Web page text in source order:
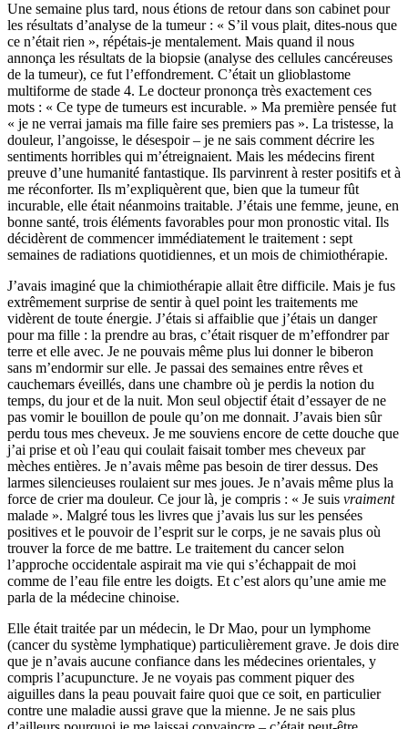
Une semaine plus tard, nous étions de retour dans son cabinet pour
les résultats d’analyse de la tumeur : « S’il vous plait, dites-nous que
ce n’était rien », répétais-je mentalement. Mais quand il nous
annonça les résultats de la biopsie (analyse des cellules cancéreuses
de la tumeur), ce fut l’effondrement. C’était un glioblastome
multiforme de stade 4. Le docteur prononça très exactement ces
mots : « Ce type de tumeurs est incurable. » Ma première pensée fut
« je ne verrai jamais ma fille faire ses premiers pas ». La tristesse, la
douleur, l’angoisse, le désespoir – je ne sais comment décrire les
sentiments horribles qui m’étreignaient. Mais les médecins firent
preuve d’une humanité fantastique. Ils parvinrent à rester positifs et à
me réconforter. Ils m’expliquèrent que, bien que la tumeur fût
incurable, elle était néanmoins traitable. J’étais une femme, jeune, en
bonne santé, trois éléments favorables pour mon pronostic vital. Ils
décidèrent de commencer immédiatement le traitement : sept
semaines de radiations quotidiennes, et un mois de chimiothérapie.
J’avais imaginé que la chimiothérapie allait être difficile. Mais je fus
extrêmement surprise de sentir à quel point les traitements me
vidèrent de toute énergie. J’étais si affaiblie que j’étais un danger
pour ma fille : la prendre au bras, c’était risquer de m’effondrer par
terre et elle avec. Je ne pouvais même plus lui donner le biberon
sans m’endormir sur elle. Je passai des semaines entre rêves et
cauchemars éveillés, dans une chambre où je perdis la notion du
temps, du jour et de la nuit. Mon seul objectif était d’essayer de ne
pas vomir le bouillon de poule qu’on me donnait. J’avais bien sûr
perdu tous mes cheveux. Je me souviens encore de cette douche que
j’ai prise et où l’eau qui coulait faisait tomber mes cheveux par
mèches entières. Je n’avais même pas besoin de tirer dessus. Des
larmes silencieuses roulaient sur mes joues. Je n’avais même plus la
force de crier ma douleur. Ce jour là, je compris : « Je suis vraiment
malade ». Malgré tous les livres que j’avais lus sur les pensées
positives et le pouvoir de l’esprit sur le corps, je ne savais plus où
trouver la force de me battre. Le traitement du cancer selon
l’approche occidentale aspirait ma vie qui s’échappait de moi
comme de l’eau file entre les doigts. Et c’est alors qu’une amie me
parla de la médecine chinoise.
Elle était traitée par un médecin, le Dr Mao, pour un lymphome
(cancer du système lymphatique) particulièrement grave. Je dois dire
que je n’avais aucune confiance dans les médecines orientales, y
compris l’acupuncture. Je ne voyais pas comment piquer des
aiguilles dans la peau pouvait faire quoi que ce soit, en particulier
contre une maladie aussi grave que la mienne. Je ne sais plus